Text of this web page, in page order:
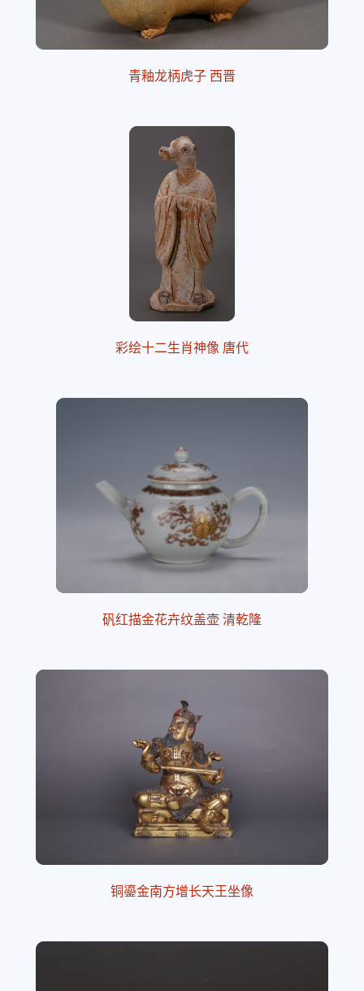
青釉龙柄虎子 西晋
彩绘十二生肖神像 唐代
矾红描金花卉纹盖壶 清乾隆
铜鎏金南方增长天王坐像